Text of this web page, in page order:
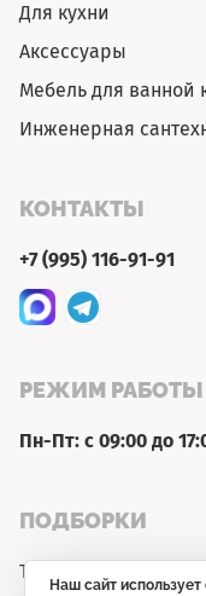
Для кухни
Аксессуары
Мебель для ванной
Инженерная
КОНТАКТЫ
+7 (995) 116-91-91
РЕЖИМ РАБОТЫ
Пн-Пт: с 09:00 до
ПОДБОРКИ
Товар недели
Наш сайт